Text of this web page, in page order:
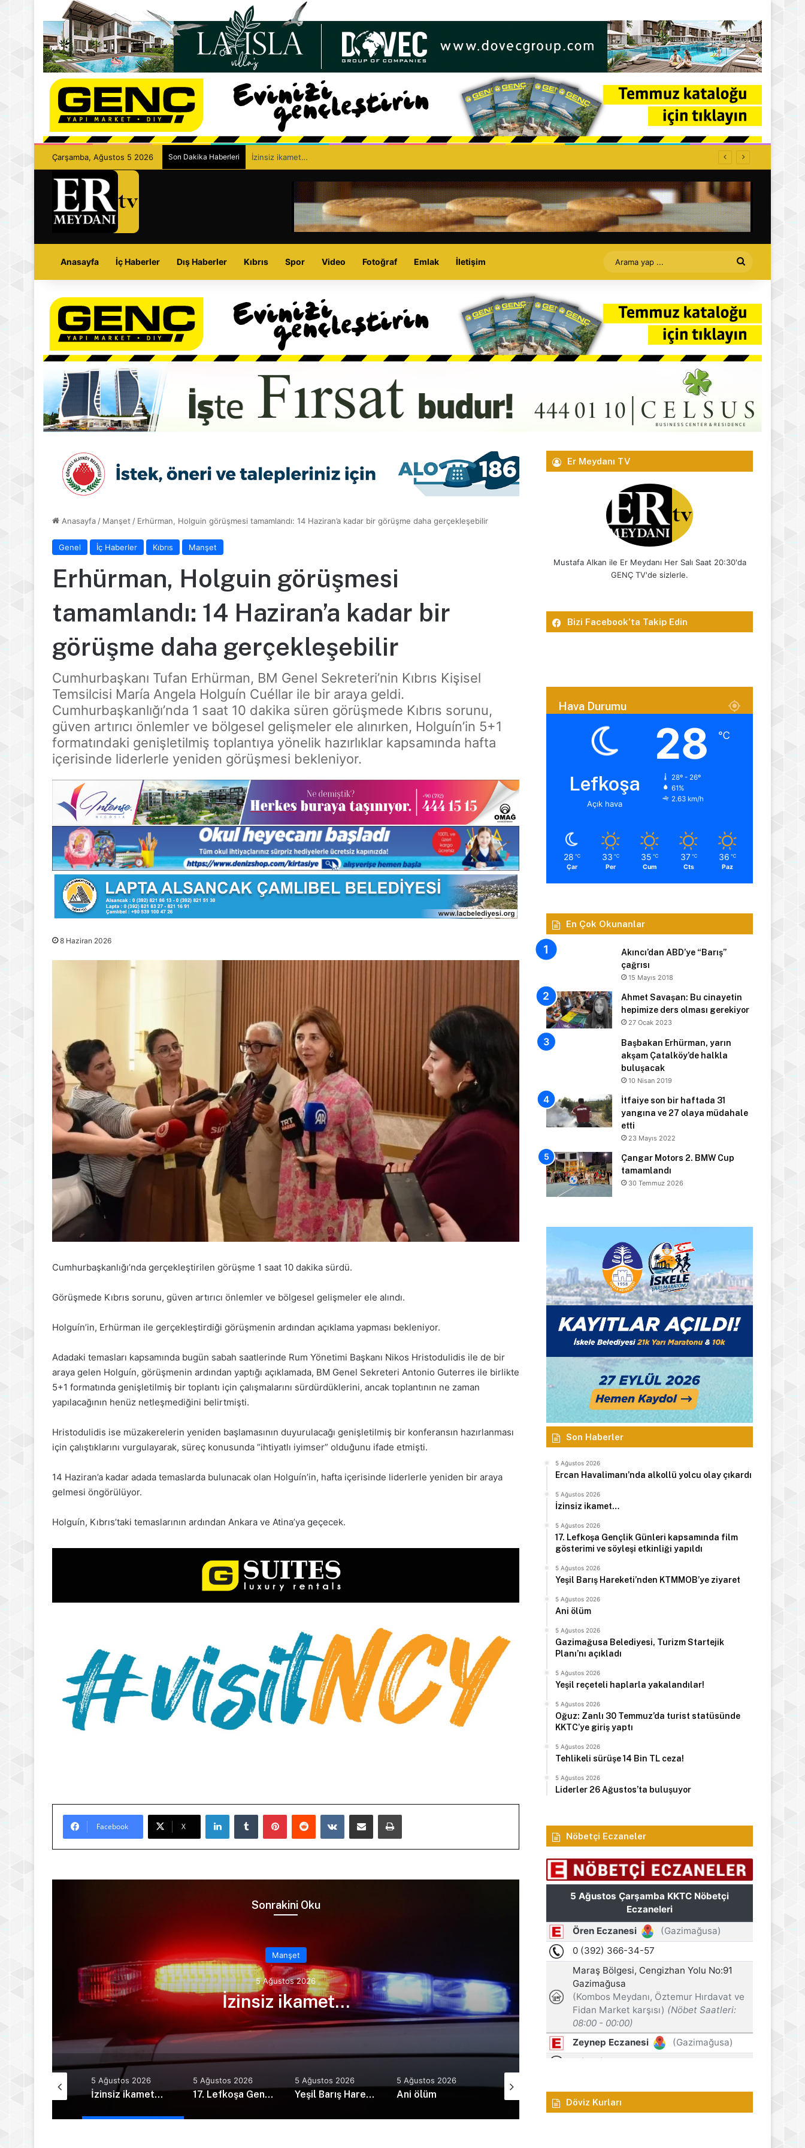
Çarşamba, Ağustos 5 2026 Son Dakika Haberleri İzinsiz ikamet…
Anasayfa İç Haberler Dış Haberler Kıbrıs Spor Video Fotoğraf Emlak İletişim
Arama
yap
...
Anasayfa / Manşet / Erhürman, Holguin görüşmesi tamamlandı: 14 Haziran’a kadar bir görüşme daha gerçekleşebilir
Genel İç Haberler Kıbrıs Manşet
Erhürman, Holguin görüşmesi
tamamlandı: 14 Haziran’a kadar bir
görüşme daha gerçekleşebilir
Cumhurbaşkanı Tufan Erhürman, BM Genel Sekreteri’nin Kıbrıs Kişisel
Temsilcisi María Angela Holguín Cuéllar ile bir araya geldi.
Cumhurbaşkanlığı’nda 1 saat 10 dakika süren görüşmede Kıbrıs sorunu,
güven artırıcı önlemler ve bölgesel gelişmeler ele alınırken, Holguín’in 5+1
formatındaki genişletilmiş toplantıya yönelik hazırlıklar kapsamında hafta
içerisinde liderlerle yeniden görüşmesi bekleniyor.
8 Haziran 2026
Cumhurbaşkanlığı’nda gerçekleştirilen görüşme 1 saat 10 dakika sürdü.
Görüşmede Kıbrıs sorunu, güven artırıcı önlemler ve bölgesel gelişmeler ele alındı.
Holguín’in, Erhürman ile gerçekleştirdiği görüşmenin ardından açıklama yapması bekleniyor.
Adadaki temasları kapsamında bugün sabah saatlerinde Rum Yönetimi Başkanı Nikos Hristodulidis ile de bir
araya gelen Holguín, görüşmenin ardından yaptığı açıklamada, BM Genel Sekreteri Antonio Guterres ile birlikte
5+1 formatında genişletilmiş bir toplantı için çalışmalarını sürdürdüklerini, ancak toplantının ne zaman
yapılacağının henüz netleşmediğini belirtmişti.
Hristodulidis ise müzakerelerin yeniden başlamasının duyurulacağı genişletilmiş bir konferansın hazırlanması
için çalıştıklarını vurgulayarak, süreç konusunda “ihtiyatlı iyimser” olduğunu ifade etmişti.
14 Haziran’a kadar adada temaslarda bulunacak olan Holguín’in, hafta içerisinde liderlerle yeniden bir araya
gelmesi öngörülüyor.
Holguín, Kıbrıs’taki temaslarının ardından Ankara ve Atina’ya geçecek.
Facebook X
LinkedInTumblr PinterestReddit VKontakteE-Posta ile paylaş Yazdır
Sonrakini Oku
Manşet
5 Ağustos 2026
İzinsiz ikamet…
Manşet
5 Ağustos 2026
17. Lefkoşa Gençlik Günleri
gösterimi ve söyleşi
Ercan Havalimanı’nda alkollü yolcu olay çıkardı
5 Ağustos 2026
İzinsiz ikamet…
5 Ağustos 2026
17. Lefkoşa Gençlik Günleri kapsamında film gösterimi ve söyleşi etkinliği yapıldı
5 Ağustos 2026
Yeşil Barış Hareketi’nden KTMMOB’ye ziyaret
5 Ağustos 2026
Ani ölüm Gazimağusa Belediyesi, Turizm Startejik Planı’nı açıkladı Yeşil reçeteli haplarla yakalandılar!
Er Meydanı TV
Mustafa Alkan ile Er Meydanı Her Salı Saat 20:30'da
GENÇ TV'de sizlerle.
Bizi Facebook’ta Takip Edin
Hava Durumu
Lefkoşa
Açık hava
28 ℃
28º - 26º
61%
2.63 km/h
28 ℃
Çar
33 ℃
Per
35 ℃
Cum
37 ℃
Cts
36 ℃
Paz
En Çok Okunanlar
Akıncı’dan ABD’ye “Barış”
çağrısı
15 Mayıs 2018
Ahmet Savaşan: Bu cinayetin
hepimize ders olması gerekiyor
27 Ocak 2023
Başbakan Erhürman, yarın
akşam Çatalköy’de halkla
buluşacak
10 Nisan 2019
İtfaiye son bir haftada 31
yangına ve 27 olaya müdahale
etti
23 Mayıs 2022
Çangar Motors 2. BMW Cup
tamamlandı
30 Temmuz 2026
Son Haberler
5 Ağustos 2026
Ercan Havalimanı’nda alkollü yolcu olay çıkardı
5 Ağustos 2026
İzinsiz ikamet…
5 Ağustos 2026
17. Lefkoşa Gençlik Günleri kapsamında film
gösterimi ve söyleşi etkinliği yapıldı
5 Ağustos 2026
Yeşil Barış Hareketi’nden KTMMOB’ye ziyaret
5 Ağustos 2026
Ani ölüm
5 Ağustos 2026
Gazimağusa Belediyesi, Turizm Startejik
Planı’nı açıkladı
5 Ağustos 2026
Yeşil reçeteli haplarla yakalandılar!
5 Ağustos 2026
Oğuz: Zanlı 30 Temmuz’da turist statüsünde
KKTC’ye giriş yaptı
5 Ağustos 2026
Tehlikeli sürüşe 14 Bin TL ceza!
5 Ağustos 2026
Liderler 26 Ağustos’ta buluşuyor
Nöbetçi Eczaneler
Döviz Kurları